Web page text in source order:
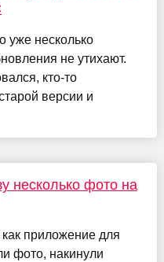
уже несколько
не утихают.
кто-то
версии и
несколько фото на
приложение для
фото, накинули